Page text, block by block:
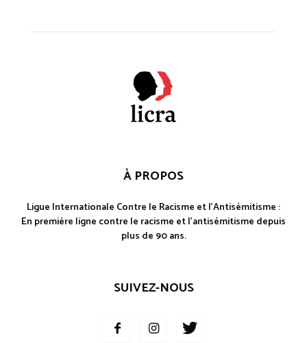
À PROPOS
Ligue Internationale Contre le Racisme et l'Antisémitisme :
En première ligne contre le racisme et l'antisémitisme depuis
plus de 90 ans.
SUIVEZ-NOUS